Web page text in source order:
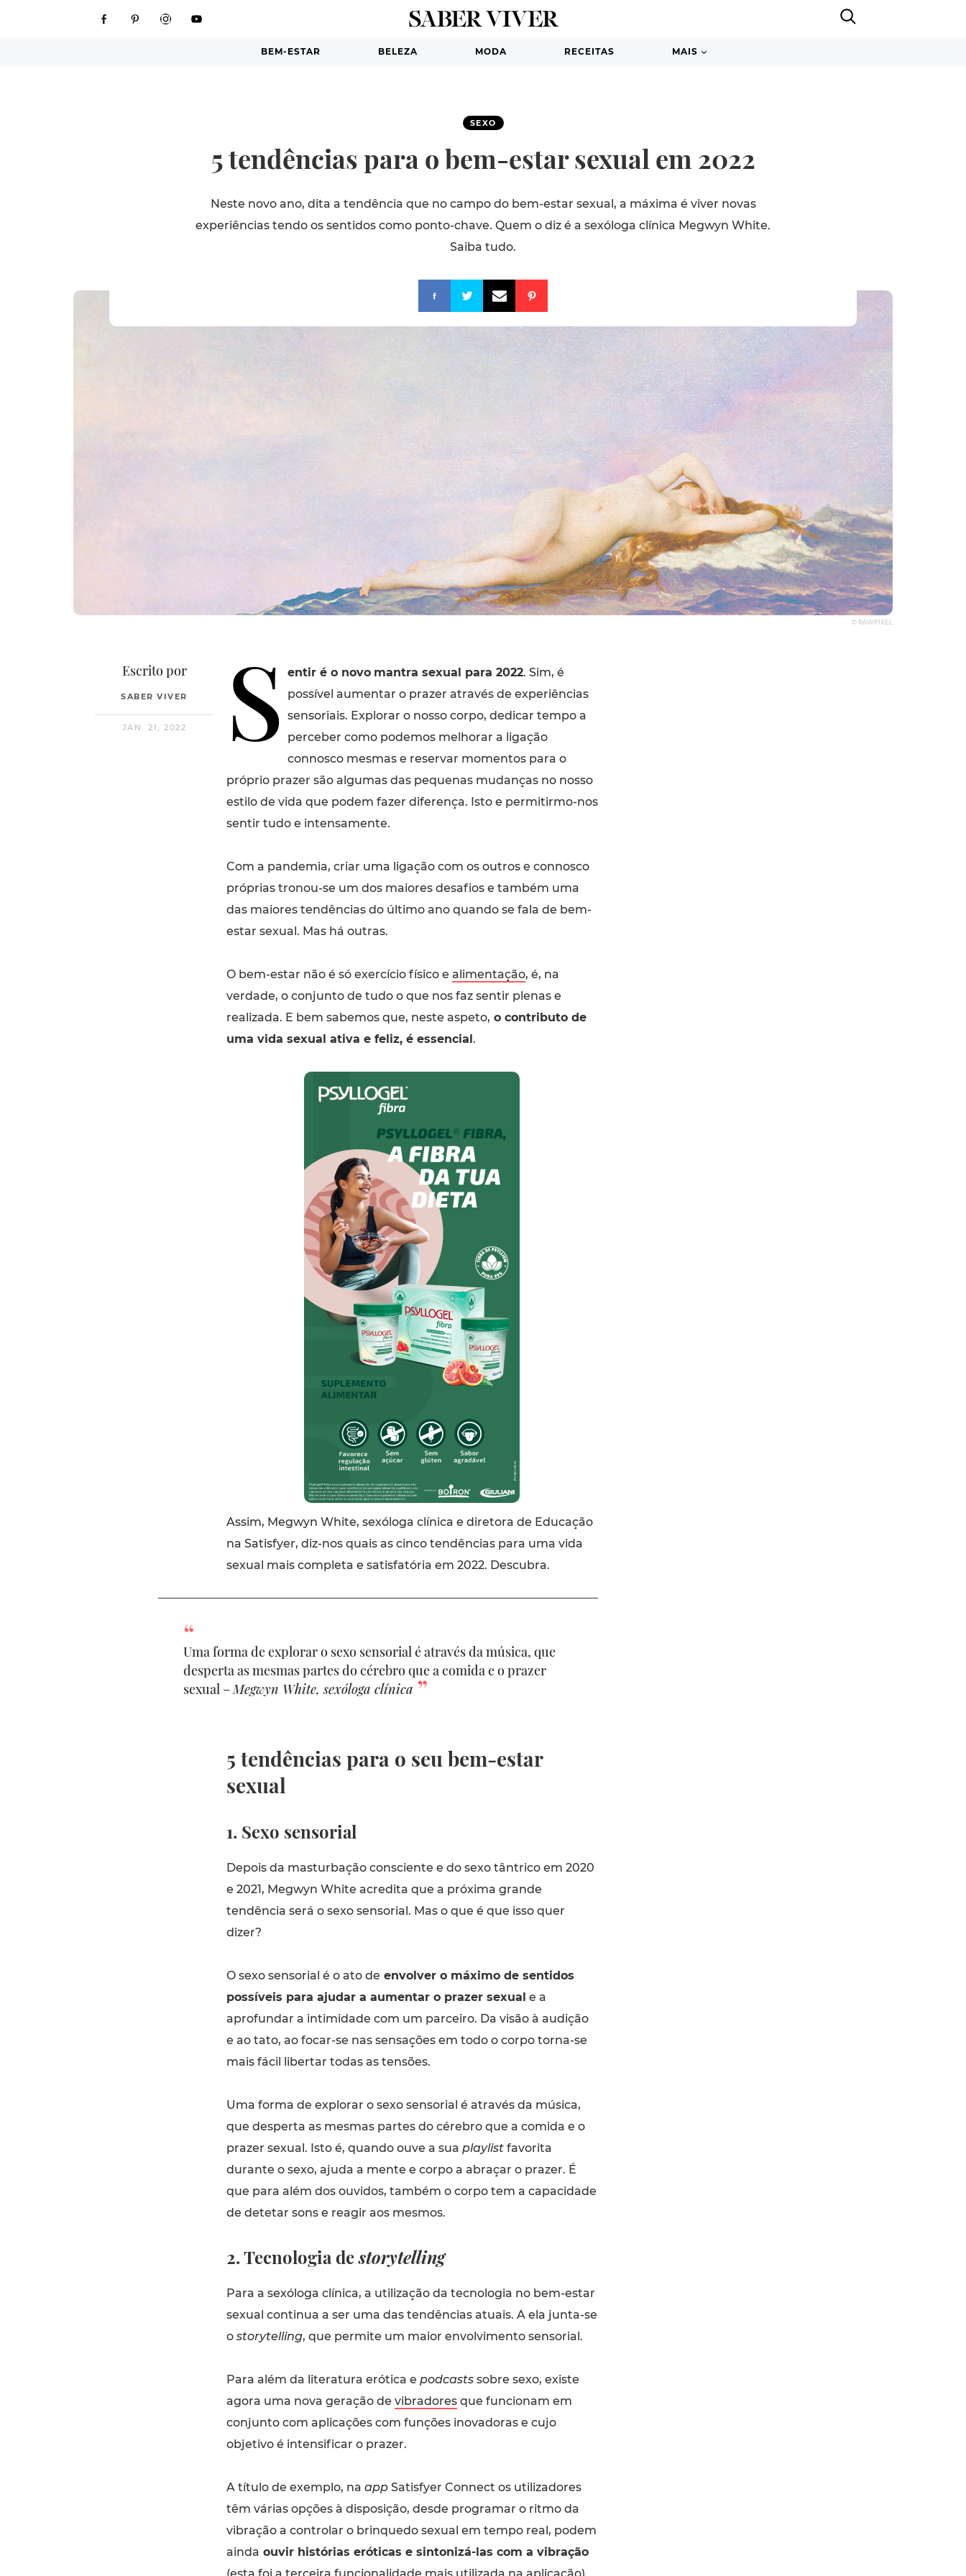
BEM-ESTAR BELEZA MODA RECEITAS MAIS
SEXO
5 tendências para o bem-estar sexual em 2022
Neste novo ano, dita a tendência que no campo do bem-estar sexual, a máxima é viver novas
experiências tendo os sentidos como ponto-chave. Quem o diz é a sexóloga clínica Megwyn White.
Saiba tudo.
© RAWPIXEL
Escrito por
SABER VIVER
JAN. 21, 2022 S entir é o novo mantra sexual para 2022. Sim, é
possível aumentar o prazer através de experiências
sensoriais. Explorar o nosso corpo, dedicar tempo a
perceber como podemos melhorar a ligação
connosco mesmas e reservar momentos para o
próprio prazer são algumas das pequenas mudanças no nosso
estilo de vida que podem fazer diferença. Isto e permitirmo-nos
sentir tudo e intensamente.
Com a pandemia, criar uma ligação com os outros e connosco
próprias tronou-se um dos maiores desafios e também uma
das maiores tendências do último ano quando se fala de bem-
estar sexual. Mas há outras.
O bem-estar não é só exercício físico e alimentação, é, na
verdade, o conjunto de tudo o que nos faz sentir plenas e
realizada. E bem sabemos que, neste aspeto, o contributo de
uma vida sexual ativa e feliz, é essencial.
Assim, Megwyn White, sexóloga clínica e diretora de Educação
na Satisfyer, diz-nos quais as cinco tendências para uma vida
sexual mais completa e satisfatória em 2022. Descubra.
Uma forma de explorar o sexo sensorial é através da música, que
desperta as mesmas partes do cérebro que a comida e o prazer
sexual – Megwyn White, sexóloga clínica
5 tendências para o seu bem-estar
sexual
1. Sexo sensorial
Depois da masturbação consciente e do sexo tântrico em 2020
e 2021, Megwyn White acredita que a próxima grande
tendência será o sexo sensorial. Mas o que é que isso quer
dizer?
O sexo sensorial é o ato de envolver o máximo de sentidos
possíveis para ajudar a aumentar o prazer sexual e a
aprofundar a intimidade com um parceiro. Da visão à audição
e ao tato, ao focar-se nas sensações em todo o corpo torna-se
mais fácil libertar todas as tensões.
Uma forma de explorar o sexo sensorial é através da música,
que desperta as mesmas partes do cérebro que a comida e o
prazer sexual. Isto é, quando ouve a sua playlistfavorita
durante o sexo, ajuda a mente e corpo a abraçar o prazer. É
que para além dos ouvidos, também o corpo tem a capacidade
de detetar sons e reagir aos mesmos.
2. Tecnologia destorytelling
Para a sexóloga clínica, a utilização da tecnologia no bem-estar
sexual continua a ser uma das tendências atuais. A ela junta-se
o storytelling, que permite um maior envolvimento sensorial.
Para além da literatura erótica e podcastssobre sexo, existe
agora uma nova geração de vibradoresque funcionam em
conjunto com aplicações com funções inovadoras e cujo
objetivo é intensificar o prazer.
A título de exemplo, na appSatisfyer Connect os utilizadores
têm várias opções à disposição, desde programar o ritmo da
vibração a controlar o brinquedo sexual em tempo real, podem
ainda ouvir histórias eróticas e sintonizá-las com a vibração
(esta foi a terceira funcionalidade mais utilizada na aplicação)